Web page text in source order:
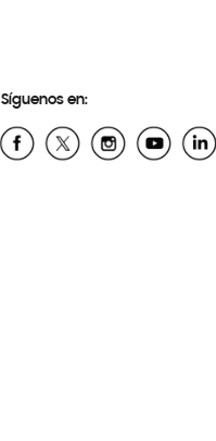
Síguenos en: